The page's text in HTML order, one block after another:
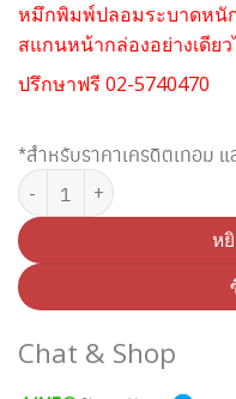
หมึกพิมพ์ปลอมระบาดหนั
สแกนหน้ากล่องอย่างเดีย
ปรึกษาฟรี 02-5740470
*สำหรับราคาเครดิตเทอม
จำนวน ตลับหมึกพิมพ์ FUJI
ห
Chat & Shop